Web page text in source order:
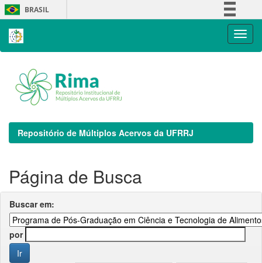
Skip
navigation
BRASIL
Repositório de Múltiplos Acervos da UFRRJ
Página de Busca
Buscar em:
por